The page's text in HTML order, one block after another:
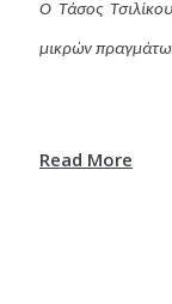
Ο Τάσος
μικρών
Read More